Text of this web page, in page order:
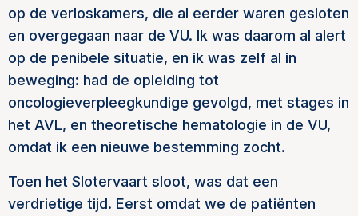
op de verloskamers, die al eerder waren gesloten
en overgegaan naar de VU. Ik was daarom al alert
op de penibele situatie, en ik was zelf al in
beweging: had de opleiding tot
oncologieverpleegkundige gevolgd, met stages in
het AVL, en theoretische hematologie in de VU,
omdat ik een nieuwe bestemming zocht.
Toen het Slotervaart sloot, was dat een
verdrietige tijd. Eerst omdat we de patiënten